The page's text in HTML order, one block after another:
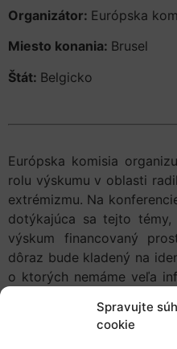
Spravujte
cookie
Organizátor: Európska
Miesto konania: Brusel
Štát: Belgicko
Európska komisia
rolu výskumu v oblasti
extrémizmu. Na
dotýkajúca sa tejto
výskum financovaný
dôraz bude kladený na
o ktorých nemáme veľa